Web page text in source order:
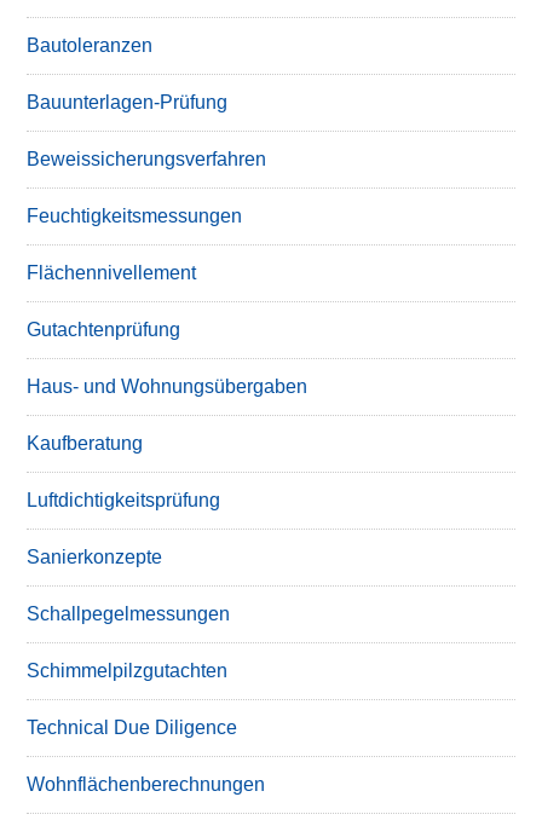
Bautoleranzen
Bauunterlagen-Prüfung
Beweissicherungsverfahren
Feuchtigkeitsmessungen
Flächennivellement
Gutachtenprüfung
Haus- und Wohnungsübergaben
Kaufberatung
Luftdichtigkeitsprüfung
Sanierkonzepte
Schallpegelmessungen
Schimmelpilzgutachten
Technical Due Diligence
Wohnflächenberechnungen